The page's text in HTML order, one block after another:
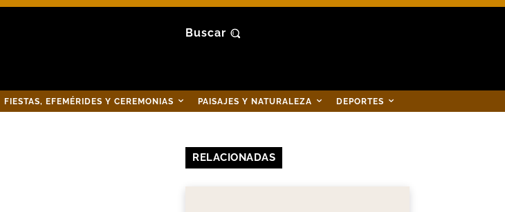
Buscar
FIESTAS, EFEMÉRIDES Y CEREMONIAS PAISAJES Y NATURALEZA DEPORTES
RELACIONADAS